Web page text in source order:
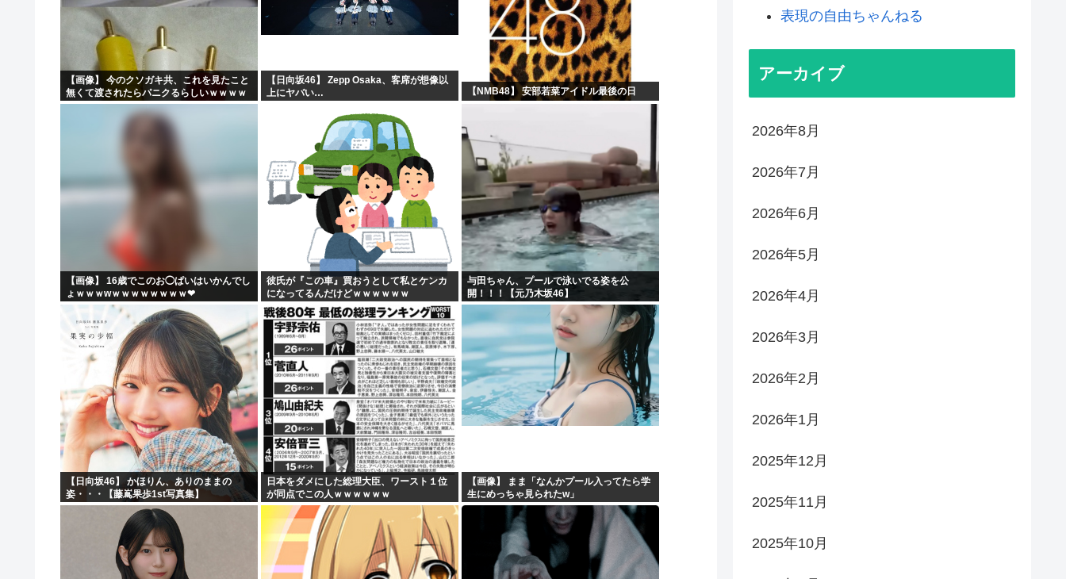
【画像】 今のクソガキ共、これを見たこと
無くて渡されたらパニクるらしいｗｗｗｗ
ｗｗｗｗｗｗｗｗｗ
【日向坂46】 Zepp Osaka、客席が想像以
上にヤバい…
【NMB48】 安部若菜アイドル最後の日
【画像】 16歳でこのお◯ぱいはいかんでし
ょｗｗｗwｗｗｗｗｗｗｗｗ❤
彼氏が『この車』買おうとして私とケンカ
になってるんだけどｗｗｗｗｗｗ
与田ちゃん、プールで泳いでる姿を公
開！！！【元乃木坂46】
【日向坂46】 かほりん、ありのままの
姿・・・【藤嶌果歩1st写真集】
日本をダメにした総理大臣、ワースト１位
が同点でこの人ｗｗｗｗｗｗ
【画像】 まま「なんかプール入ってたら学
生にめっちゃ見られたw」
表現の自由ちゃんねる
アーカイブ
2026年8月
2026年7月
2026年6月
2026年5月
2026年4月
2026年3月
2026年2月
2026年1月
2025年12月
2025年11月
2025年10月